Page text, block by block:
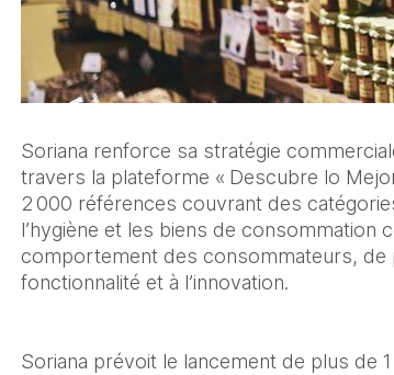
Soriana renforce sa stratégie
travers la plateforme « Descubre lo
2 000 références couvrant des
l’hygiène et les biens de consommation
comportement des consommateurs, de
fonctionnalité et à l’innovation.
Soriana prévoit le lancement de plus de